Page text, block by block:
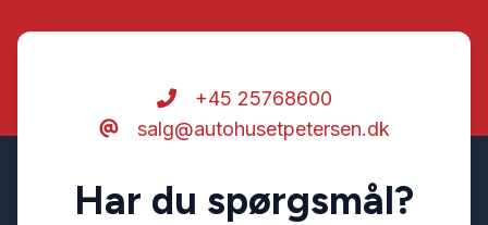
El-indstillelige forsæder
El-klapbare sidespejle
+45 25768600
salg@autohusetpetersen.dk
Har du spørgsmål?